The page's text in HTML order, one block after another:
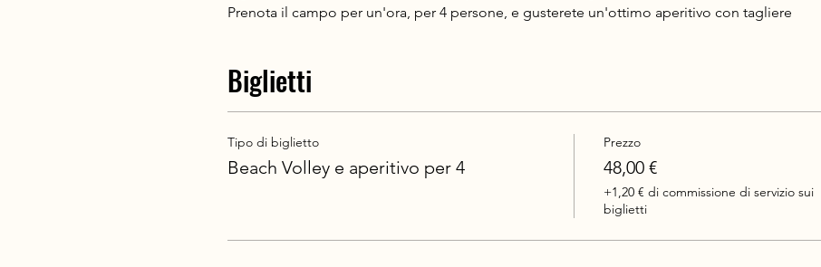
Prenota il campo per un'ora, per 4 persone, e gusterete un'ottimo aperitivo con tagliere
Biglietti
Tipo di biglietto
Beach Volley e aperitivo per 4
Prezzo
48,00 €
+1,20 € di commissione di servizio sui
biglietti